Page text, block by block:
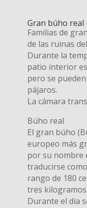
Gran búho real
Familias de
de las ruinas
Durante la
patio interior
pero se
pájaros.
La cámara
Búho real
El gran búho
europeo más
por su nombre
traducirse
rango de 180
tres kilogramos.
Durante el día